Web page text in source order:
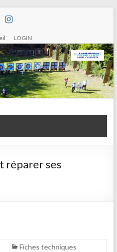
LOGIN
réparer ses
Fiches techniques